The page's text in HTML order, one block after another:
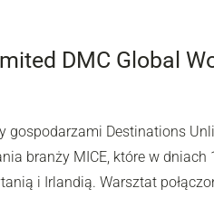
DMC Global
gospodarzami Destinations
branży MICE, które w
i Irlandią. Warsztat